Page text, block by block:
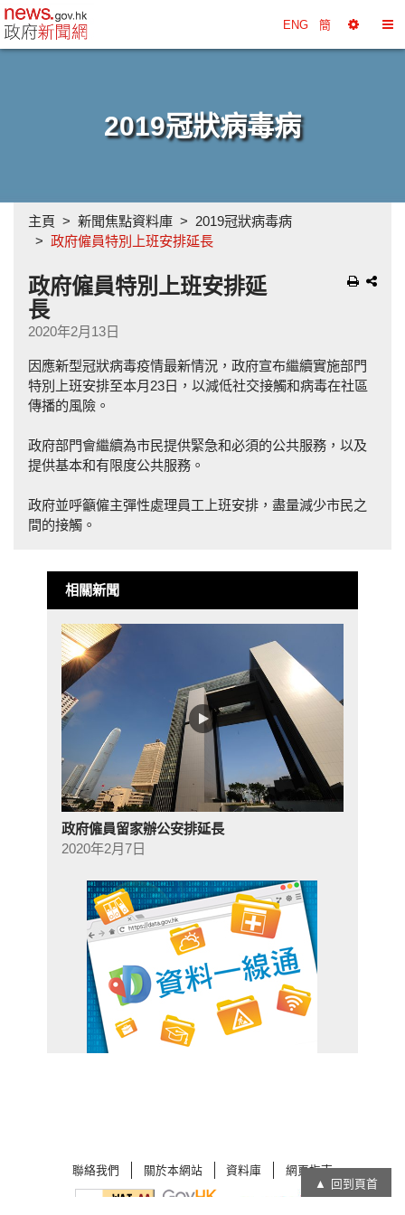
政府新聞網主頁 ENG 簡
擇
換
2019冠狀病毒病
主頁 新聞焦點資料庫
2019冠狀病毒病
政府僱員特別上班安排延長
政府僱員特別上班安排延
長
2020年2月13日
因應新型冠狀病毒疫情最新情況，政府宣布繼續實施部門
特別上班安排至本月23日，以減低社交接觸和病毒在社區
傳播的風險。
政府部門會繼續為市民提供緊急和必須的公共服務，以及
提供基本和有限度公共服務。
政府並呼籲僱主彈性處理員工上班安排，盡量減少市民之
間的接觸。
相關新聞
政府僱員留家辦公安排延長
2020年2月7日
聯絡我們 關於本網站 資料庫
網頁指南
回到頁首